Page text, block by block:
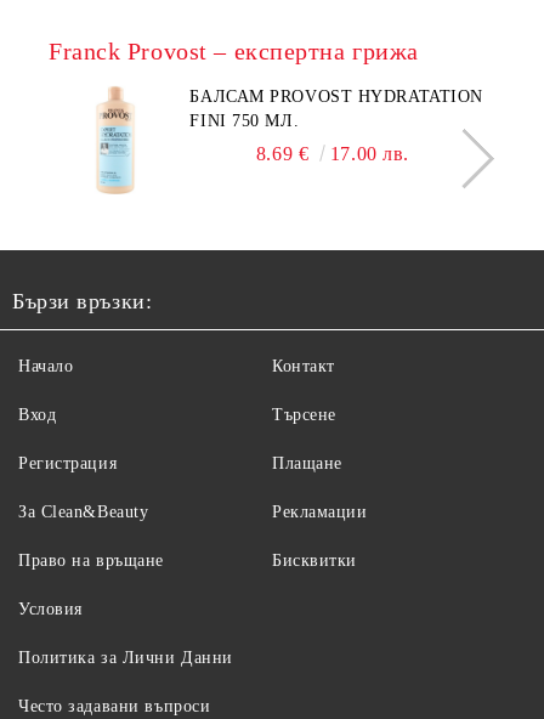
Franck Provost – експертна грижа
БАЛСАМ PROVOST HYDRATATION
FINI 750 МЛ.
8.69 € 17.00 лв.
Бързи връзки:
Начало
Вход
Регистрация
За Clean&Beauty
Контакт
Търсене
Плащане
Рекламации
Право на връщане
Условия
Политика за Лични Данни
Често задавани въпроси
Бисквитки